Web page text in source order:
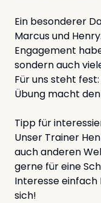
Ein besonderer
Marcus und
Engagement
sondern auch
Für uns steht
Übung macht
Tipp für
Unser Trainer
auch anderen
gerne für eine
Interesse
sich!